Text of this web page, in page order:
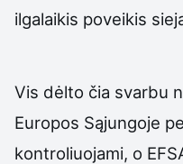
ilgalaikis poveikis
Vis dėlto čia svarbu
Europos Sąjungoje
kontroliuojami, o